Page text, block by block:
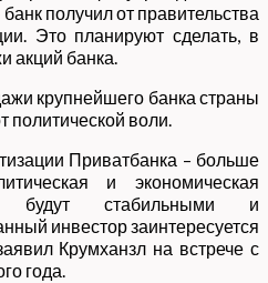
получил от правительства
Это планируют сделать, в
акций банка.
крупнейшего банка страны
политической воли.
Приватбанка – больше
и экономическая
будут стабильными и
инвестор заинтересуется
Крумханзл на встрече с
года.